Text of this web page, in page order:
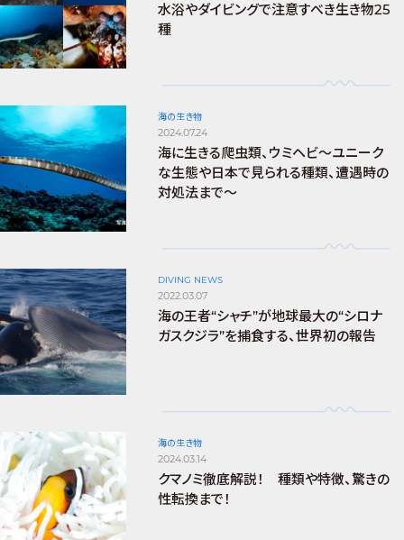
水浴やダイビングで注意すべき生き物25
種
海の生き物
2024.07.24
海に生きる爬虫類、ウミヘビ～ユニーク
な生態や日本で見られる種類、遭遇時の
対処法まで～
DIVING NEWS
2022.03.07
海の王者“シャチ”が地球最大の“シロナ
ガスクジラ”を捕食する、世界初の報告
海の生き物
2024.03.14
クマノミ徹底解説！ 種類や特徴、驚きの
性転換まで！